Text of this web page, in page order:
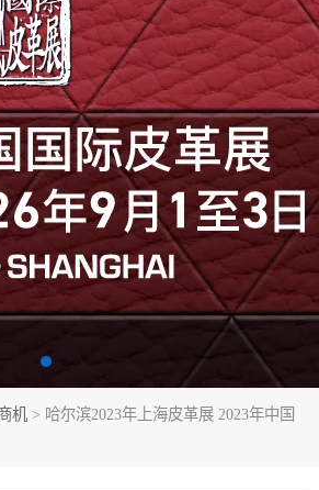
机 > 哈尔滨2023年上海皮革展 2023年中国
展 2026中国国际皮革展